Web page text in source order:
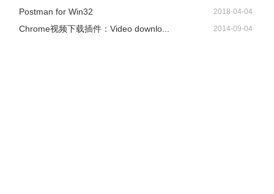
Postman for Win32 2018-04-04
Chrome视频下载插件：Video downlo... 2014-09-04